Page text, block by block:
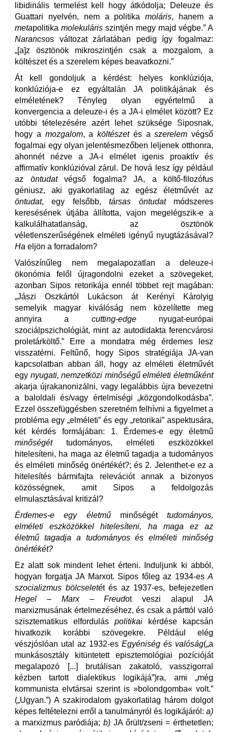
libidinális termelést kell hogy átkódolja; Deleuze és
Guattari nyelvén, nem a politikamoláris, hanem a
metapolitika molekuláris szintjén megy majd végbe.” A
Narancsos változat zárlatában pedig így fogalmaz:
„[a]z ösztönök mikroszintjén csak a mozgalom, a
költészet és a szerelem képes beavatkozni.”
Át kell gondoljuk a kérdést: helyes konklúziója,
konklúziója-e ez egyáltalán JA politikájának és
elméletének? Tényleg olyan egyértelmű a
konvergencia a deleuze-i és a JA-i elmélet között? Ez
utóbbi tételezésére azért lehet szüksége Siposnak,
hogy a mozgalom, a költészet és aszerelem végső
fogalmai egy olyan jelentésmezőben leljenek otthonra,
ahonnét nézve a JA-i elmélet igenis proaktív és
affirmatív konklúzióval zárul. De hová lesz így például
az öntudat végső fogalma? JA, a költő-filozófus
géniusz, aki gyakorlatilag az egész életművét az
öntudat, egy felsőbb,társas öntudatmódszeres
keresésének útjába állította, vajon megelégszik-e a
kalkulálhatatlanság, az ösztönök
véletlenszerűségének elméleti igényű nyugtázásával?
Ha eljön a forradalom?
Valószínűleg nem megalapozatlan a deleuze-i
ökonómia felől újragondolni ezeket a szövegeket,
azonban Sipos retorikája ennél többet rejt magában:
„Jászi Oszkártól Lukácson át Kerényi Károlyig
semelyik magyar kiválóság nem közelítette meg
annyira a cutting-edgenyugat-európai
szociálpszichológiát, mint az autodidakta ferencvárosi
proletárköltő.” Erre a mondatra még érdemes lesz
visszatérni. Feltűnő, hogy Sipos stratégiája JA-van
kapcsolatban abban áll, hogy az elméleti életművét
egy nyugati, nemzetközi minőségű elméleti életműként
akarja újrakanonizálni, vagy legalábbis újra bevezetni
a baloldali és/vagy értelmiségi „közgondolkodásba”.
Ezzel összefüggésben szeretném felhívni a figyelmet a
probléma egy „elméleti” és egy „retorikai” aspektusára,
két kérdés formájában: 1. Érdemes-e egy életmű
minőségét tudományos, elméleti eszközökkel
hitelesíteni, ha maga az életmű tagadja a tudományos
és elméleti minőség önértékét?; és 2. Jelenthet-e ez a
hitelesítés bármifajta relevációt annak a bizonyos
közösségnek, amit Sipos a feldolgozás
elmulasztásával kritizál?
Érdemes-e egy életmű minőségéttudományos,
elméleti eszközökkel hitelesíteni, ha maga ez az
életmű tagadja a tudományos és elméleti minőség
önértékét?
Ez alatt sok mindent lehet érteni. Induljunk ki abból,
hogyan forgatja JA Marxot. Sipos főleg az 1934-es A
szocializmus bölcseletét és az 1937-es, befejezetlen
Hegel – Marx –Freudot veszi alapul JA
marxizmusának értelmezéséhez, és csak a párttól való
szisztematikus elfordulás politikai
kérdése kapcsán
hivatkozik korábbi szövegekre. Például elég
vészjóslóan utal az 1932-es Egyéniség és valóság(„a
munkásosztály kitüntetett episztemológiai pozícióját
megalapozó [...] brutálisan zakatoló, vasszigorral
kézben tartott dialektikus logikájá”)ra, ami „még
kommunista elvtársai szerint is »bolondgomba« volt.”
(„Ugyan.”) A szakirodalom gyakorlatilag három dolgot
képes feltételezni erről a tanulmányról és logikájáról: a)
a marxizmus paródiája;b) JA őrült/zseni = érthetetlen;